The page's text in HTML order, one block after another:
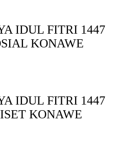
IDUL FITRI 1447
KONAWE
IDUL FITRI 1447
KONAWE